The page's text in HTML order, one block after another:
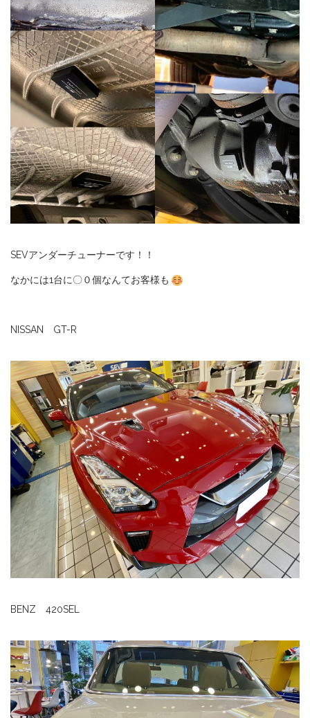
SEVアンダーチューナーです！！
なかには1台に〇０個なんてお客様も
NISSAN GT-R
BENZ 420SEL